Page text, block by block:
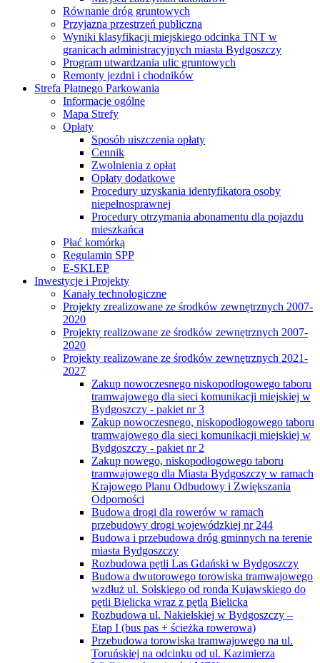
Równanie dróg gruntowych
Przyjazna przestrzeń publiczna
Wyniki klasyfikacji miejskiego odcinka TNT w
granicach administracyjnych miasta Bydgoszczy
Program utwardzania ulic gruntowych
Remonty jezdni i chodników
Strefa Płatnego Parkowania
Informacje ogólne
Mapa Strefy
Opłaty
Sposób uiszczenia opłaty
Cennik
Zwolnienia z opłat
Opłaty dodatkowe
Procedury uzyskania identyfikatora osoby
niepełnosprawnej
Procedury otrzymania abonamentu dla pojazdu
mieszkańca
Płać komórką
Regulamin SPP
E-SKLEP
Inwestycje i Projekty
Kanały technologiczne
Projekty zrealizowane ze środków zewnętrznych 2007-
2020
Projekty realizowane ze środków zewnętrznych 2007-
2020
Projekty realizowane ze środków zewnętrznych 2021-
2027
Zakup nowoczesnego niskopodłogowego taboru
tramwajowego dla sieci komunikacji miejskiej w
Bydgoszczy - pakiet nr 3
Zakup nowoczesnego, niskopodłogowego taboru
tramwajowego dla sieci komunikacji miejskiej w
Bydgoszczy - pakiet nr 2
Zakup nowego, niskopodłogowego taboru
tramwajowego dla Miasta Bydgoszczy w ramach
Krajowego Planu Odbudowy i Zwiększania
Odporności
Budowa drogi dla rowerów w ramach
przebudowy drogi wojewódzkiej nr 244
Budowa i przebudowa dróg gminnych na terenie
miasta Bydgoszczy
Rozbudowa pętli Las Gdański w Bydgoszczy
Budowa dwutorowego torowiska tramwajowego
wzdłuż ul. Solskiego od ronda Kujawskiego do
pętli Bielicka wraz z pętlą Bielicka
Rozbudowa ul. Nakielskiej w Bydgoszczy –
Etap I (bus pas + ścieżka rowerowa)
Przebudowa torowiska tramwajowego na ul.
Toruńskiej na odcinku od ul. Kazimierza